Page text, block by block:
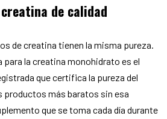
de calidad
de creatina tienen la misma pureza.
para la creatina monohidrato es el
que certifica la pureza del
productos más baratos sin esa
que se toma cada día durante